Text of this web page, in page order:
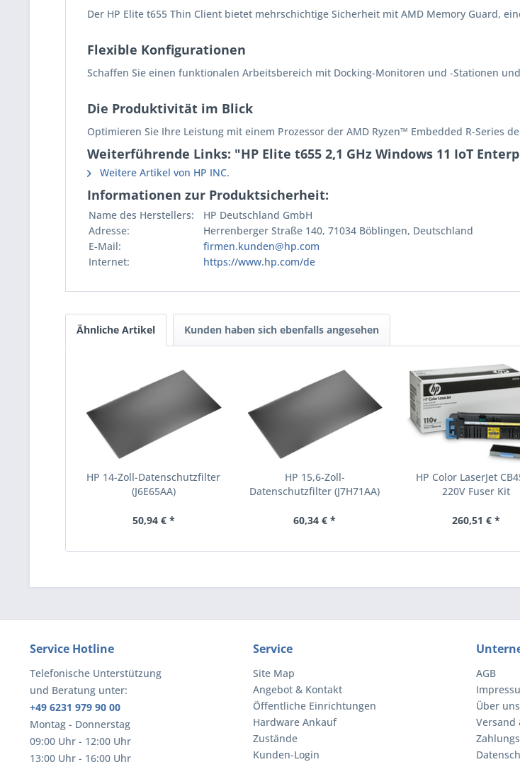
Der HP Elite t655 Thin Client bietet mehrschichtige Sicherheit mit AMD Memory Guard,
Flexible Konfigurationen
Schaffen Sie einen funktionalen Arbeitsbereich mit Docking-Monitoren und -Stationen
Die Produktivität im Blick
Optimieren Sie Ihre Leistung mit einem Prozessor der AMD Ryzen™ Embedded R-Series
Weiterführende Links: "HP Elite t655 2,1 GHz Windows 11 IoT
Weitere Artikel von HP INC.
Informationen zur Produktsicherheit:
Name des Herstellers:
HP Deutschland GmbH
Adresse:
Herrenberger Straße 140, 71034 Böblingen, Deutschland
E-Mail:
firmen.kunden@hp.com
Internet:
https://www.hp.com/de
Ähnliche Artikel Kunden haben sich ebenfalls angesehen
HP 14-Zoll-Datenschutzfilter
(J6E65AA)
50,94 € *
HP 15,6-Zoll-
Datenschutzfilter (J7H71AA)
60,34 € *
HP Color LaserJet
220V Fuser Kit
(CB458A)
260,51 € *
Service Hotline
Telefonische Unterstützung
und Beratung unter:
+49 6231 979 90 00
Montag - Donnerstag
09:00 Uhr - 12:00 Uhr
13:00 Uhr - 16:00 Uhr
Service
Site Map
Angebot & Kontakt
Öffentliche Einrichtungen
Hardware Ankauf
Zustände
Kunden-Login
AGB
Über uns
Versand